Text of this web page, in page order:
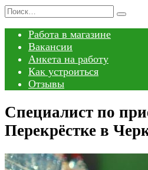
Перейти
содержанию
Search
Работа в магазине
Вакансии
Анкета на работу
Как устроиться
Отзывы
Специалист по
Перекрёстке в